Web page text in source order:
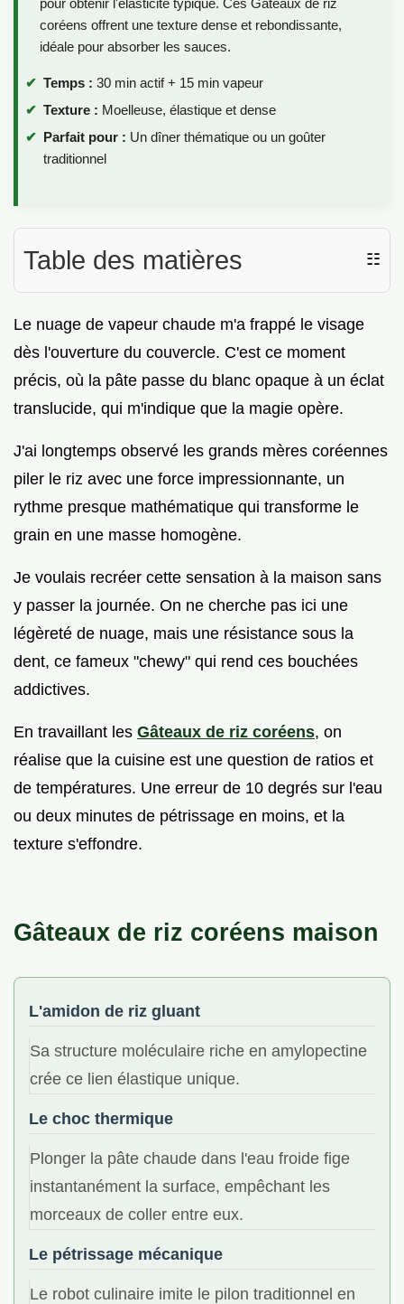
pour obtenir l'élasticité typique. Ces Gâteaux de riz
coréens offrent une texture dense et rebondissante,
idéale pour absorber les sauces.
Temps : 30 min actif + 15 min vapeur
Texture : Moelleuse, élastique et dense
Parfait pour : Un dîner thématique ou un goûter
traditionnel
Table des matières ☷
Le nuage de vapeur chaude m'a frappé le visage
dès l'ouverture du couvercle. C'est ce moment
précis, où la pâte passe du blanc opaque à un éclat
translucide, qui m'indique que la magie opère.
J'ai longtemps observé les grands mères coréennes
piler le riz avec une force impressionnante, un
rythme presque mathématique qui transforme le
grain en une masse homogène.
Je voulais recréer cette sensation à la maison sans
y passer la journée. On ne cherche pas ici une
légèreté de nuage, mais une résistance sous la
dent, ce fameux "chewy" qui rend ces bouchées
addictives.
En travaillant les Gâteaux de riz coréens, on
réalise que la cuisine est une question de ratios et
de températures. Une erreur de 10 degrés sur l'eau
ou deux minutes de pétrissage en moins, et la
texture s'effondre.
Gâteaux de riz coréens maison
L'amidon de riz gluant
Sa structure moléculaire riche en amylopectine
crée ce lien élastique unique.
Le choc thermique
Plonger la pâte chaude dans l'eau froide fige
instantanément la surface, empêchant les
morceaux de coller entre eux.
Le pétrissage mécanique
Le robot culinaire imite le pilon traditionnel en